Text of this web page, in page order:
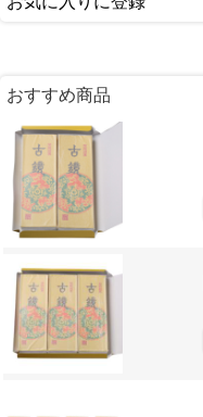
おすすめ商品